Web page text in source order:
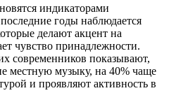
индикаторами
годы наблюдается
делают акцент на
чувство принадлежности.
современников показывают,
местную музыку, на 40% чаще
и проявляют активность в